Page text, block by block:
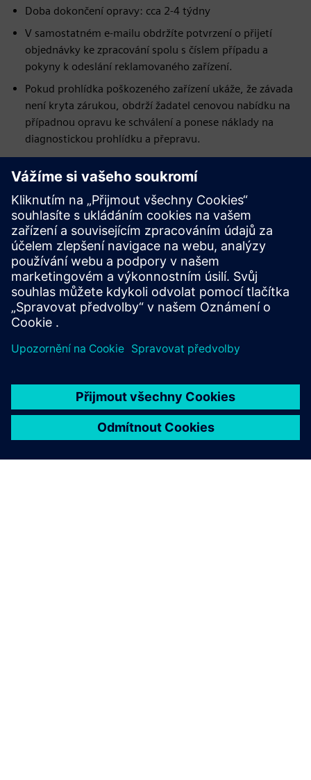
Doba dokončení opravy: cca 2-4 týdny
V samostatném e-mailu obdržíte potvrzení o přijetí
objednávky ke zpracování spolu s číslem případu a
pokyny k odeslání reklamovaného zařízení.
Pokud prohlídka poškozeného zařízení ukáže, že závada
není kryta zárukou, obdrží žadatel cenovou nabídku na
případnou opravu ke schválení a ponese náklady na
diagnostickou prohlídku a přepravu.
OBDRŽÍTE POTVRZENÍ O PŘIJETÍ REKLAMACE. POTVRZENÍ
BUDE OBSAHOVAT SPRÁVNOU ADRESU PRO ODESLÁNÍ
REKLAMOVANÉHO PRODUKTU.
Odesláním formuláře potvrzujete, že jste si přečetli
reklamační řád Siemens Sp. z o. o. a jeho přijetí. Máte-li
jakékoli dotazy nebo obavy týkající se vyplnění formuláře,
kontaktujte nás na adrese: ics.pl@siemens.com